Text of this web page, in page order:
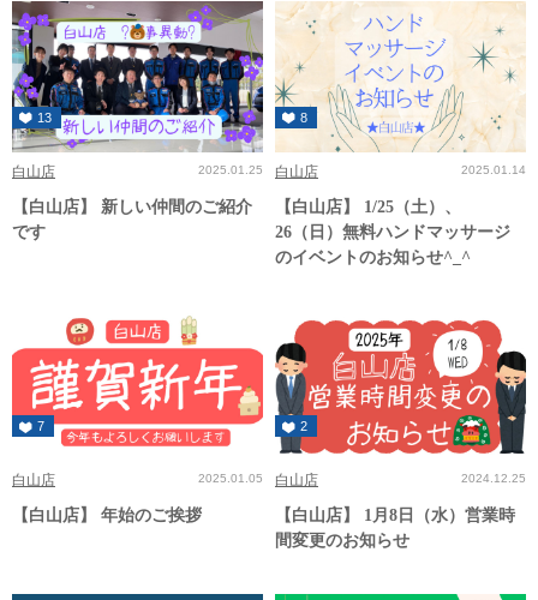
13
白山店 2025.01.25
【白山店】 新しい仲間のご紹介
です
8
白山店 2025.01.14
【白山店】 1/25（土）、
26（日）無料ハンドマッサージ
のイベントのお知らせ^_^
7
白山店 2025.01.05
【白山店】 年始のご挨拶
2
白山店 2024.12.25
【白山店】 1月8日（水）営業時
間変更のお知らせ